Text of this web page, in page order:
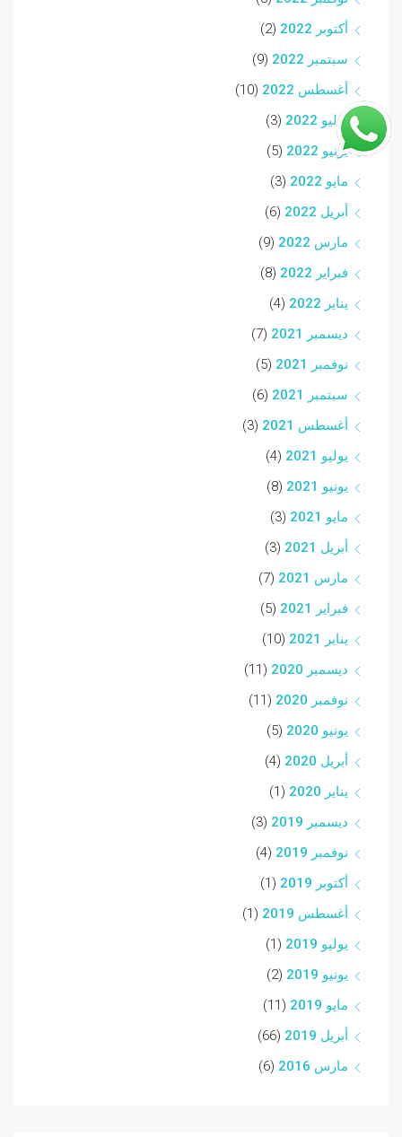
أكتوبر 2022
(2)
سبتمبر 2022
(9)
أغسطس 2022
(10)
يوليو 2022
(3)
يونيو 2022
(5)
مايو 2022
(3)
أبريل 2022
(6)
مارس 2022
(9)
فبراير 2022
(8)
يناير 2022
(4)
ديسمبر 2021
(7)
نوفمبر 2021
(5)
سبتمبر 2021
(6)
أغسطس 2021
(3)
يوليو 2021
(4)
يونيو 2021
(8)
مايو 2021
(3)
أبريل 2021
(3)
مارس 2021
(7)
فبراير 2021
(5)
يناير 2021
(10)
ديسمبر 2020
(11)
نوفمبر 2020
(11)
يونيو 2020
(5)
أبريل 2020
(4)
يناير 2020
(1)
ديسمبر 2019
(3)
نوفمبر 2019
(4)
أكتوبر 2019
(1)
أغسطس 2019
(1)
يوليو 2019
(1)
يونيو 2019
(2)
مايو 2019
(11)
أبريل 2019
(66)
مارس 2016
(6)